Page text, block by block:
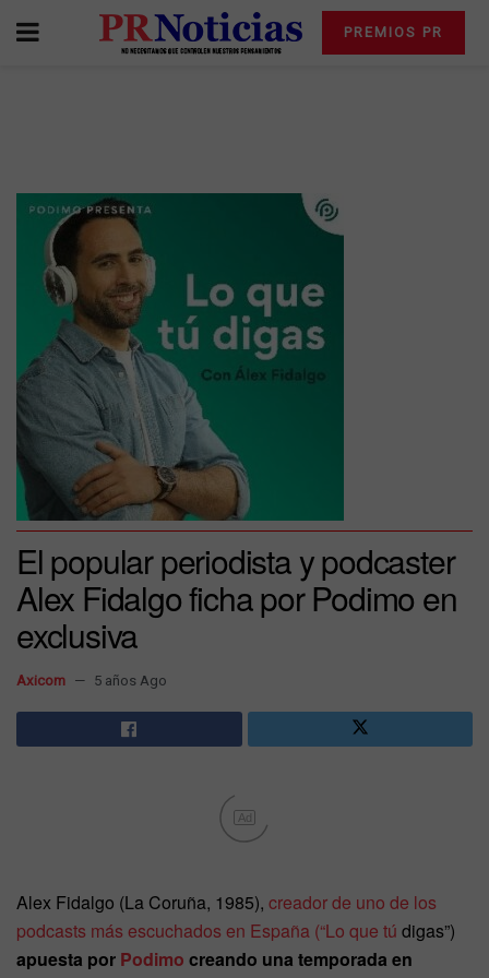
PREMIOS PR
El popular periodista y podcaster
Alex Fidalgo ficha por Podimo en
exclusiva
Axicom 5 años Ago
Ad
Alex Fidalgo (La Coruña, 1985), creador de uno de los
podcasts más escuchados en España (“Lo que tú digas”)
apuesta por Podimo creando una temporada en